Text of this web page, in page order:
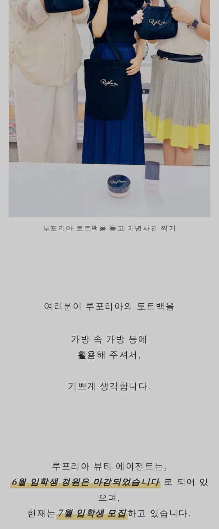
루포리아 토트백을 들고 기념사진 찍기
여러분이 루포리아의 토트백을
가방 속 가방 등에
활용해 주셔서,
기쁘게 생각합니다.
루포리아 뷰티 에이전트는,
6월 입학생 정원은 마감되었습니다로 되어 있
으며,
현재는7월 입학생 모집하고 있습니다.